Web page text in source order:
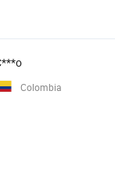
Colombia